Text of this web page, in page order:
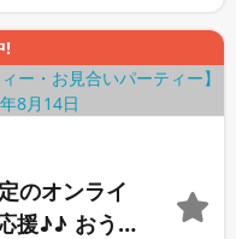
!
のオンライ
援♪♪ おう